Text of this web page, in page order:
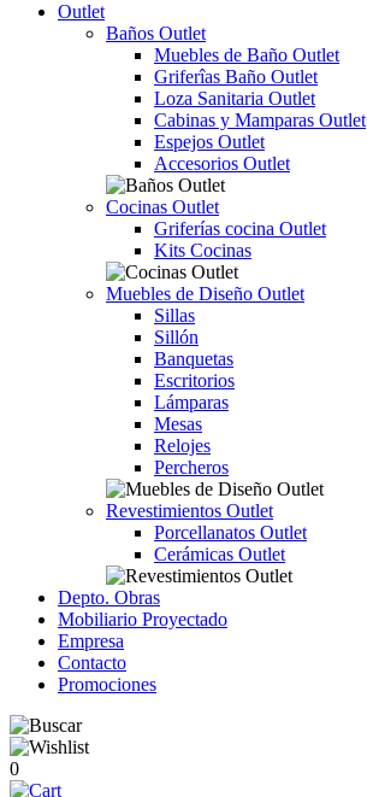
Outlet
Baños Outlet
Muebles de Baño Outlet
Griferîas Baño Outlet
Loza Sanitaria Outlet
Cabinas y Mamparas Outlet
Espejos Outlet
Accesorios Outlet
Cocinas Outlet
Griferías cocina Outlet
Kits Cocinas
Muebles de Diseño Outlet
Sillas
Sillón
Banquetas
Escritorios
Lámparas
Mesas
Relojes
Percheros
Revestimientos Outlet
Porcellanatos Outlet
Cerámicas Outlet
Depto. Obras
Mobiliario Proyectado
Empresa
Contacto
Promociones
0